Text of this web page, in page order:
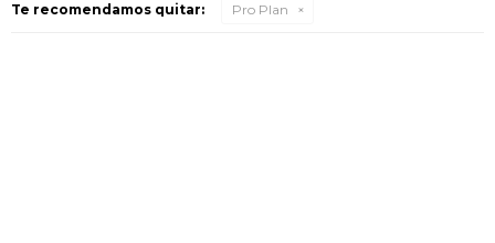
Te recomendamos quitar: Pro Plan